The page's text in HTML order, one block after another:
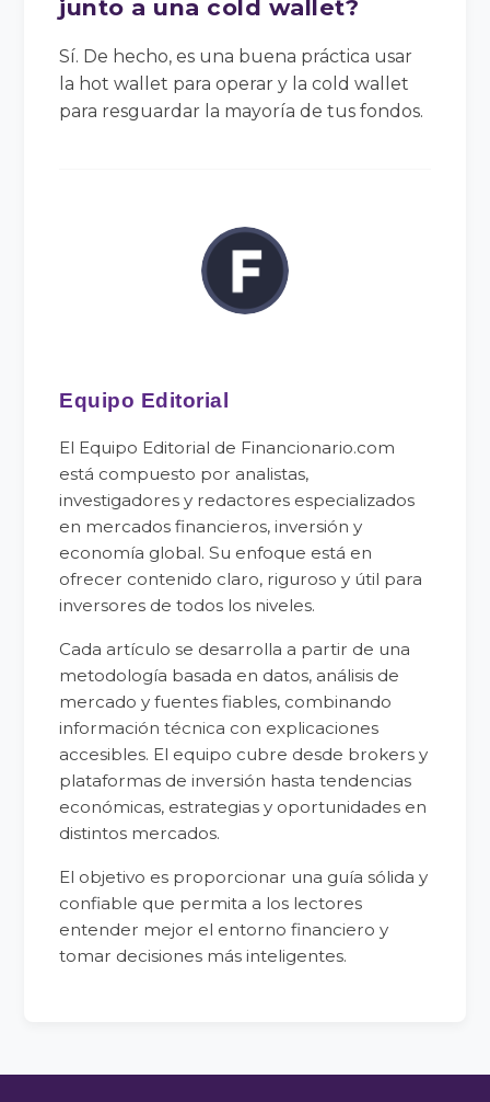
junto a una cold wallet?
Sí. De hecho, es una buena práctica usar
la hot wallet para operar y la cold wallet
para resguardar la mayoría de tus fondos.
Equipo Editorial
El Equipo Editorial de Financionario.com
está compuesto por analistas,
investigadores y redactores especializados
en mercados financieros, inversión y
economía global. Su enfoque está en
ofrecer contenido claro, riguroso y útil para
inversores de todos los niveles.
Cada artículo se desarrolla a partir de una
metodología basada en datos, análisis de
mercado y fuentes fiables, combinando
información técnica con explicaciones
accesibles. El equipo cubre desde brokers y
plataformas de inversión hasta tendencias
económicas, estrategias y oportunidades en
distintos mercados.
El objetivo es proporcionar una guía sólida y
confiable que permita a los lectores
entender mejor el entorno financiero y
tomar decisiones más inteligentes.